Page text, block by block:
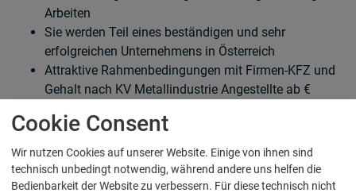
Arbeiten
Sie werden Teil eines beständigen und sehr
erfolgreichen Unternehmens in Österreich
Attraktive Rahmenbedingungen mit Firmen-KFZ und
Gehalt nach KV Metallindustrie Angestellte ab €
Bei entsprechend höherer Qualifikation und/oder
Erfahrung besteht selbstverständlich die
Bereitschaft zur Überzahlung
Attraktive Benefits und Mitarbeitenden-Events
Cookie Consent
Wir nutzen Cookies auf unserer Website. Einige von ihnen sind
technisch unbedingt notwendig, während andere uns helfen die
Bedienbarkeit der Website zu verbessern. Für diese technisch nicht